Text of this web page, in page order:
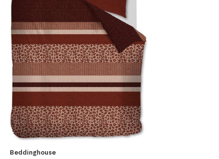
Beddinghouse